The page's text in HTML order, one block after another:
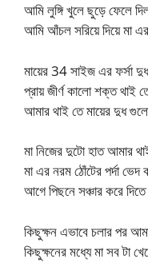
আমি লুঙ্গি খুলে ছুড়ে ফেলে
আমি আঁচল সরিয়ে দিয়ে মা
মায়ের 34 সাইজ এর ফর্সা
প্রায় জীর্ণ কালো শক্ত থাই
আমার থাই তে মায়ের দুধ
মা নিজের দুটো হাত আমার
মা এর নরম ঠোঁটের পর্দা
আগে পিছনে সঞ্চার করে
কিছুক্ষন এভাবে চলার পর
কিছুক্ষনের মধ্যে মা সব টা